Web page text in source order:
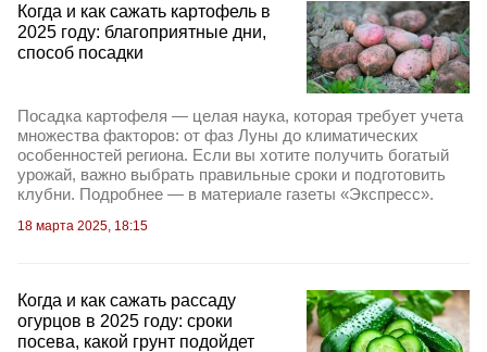
Когда и как сажать картофель в
2025 году: благоприятные дни,
способ посадки
Посадка картофеля — целая наука, которая требует учета
множества факторов: от фаз Луны до климатических
особенностей региона. Если вы хотите получить богатый
урожай, важно выбрать правильные сроки и подготовить
клубни. Подробнее — в материале газеты «Экспресс».
18 марта 2025, 18:15
Когда и как сажать рассаду
огурцов в 2025 году: сроки
посева, какой грунт подойдет